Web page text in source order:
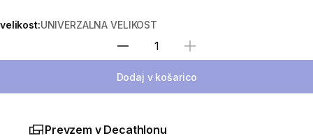
velikost:UNIVERZALNA VELIKOST
Izberite količino
Dodaj v košarico
Prevzem v Decathlonu